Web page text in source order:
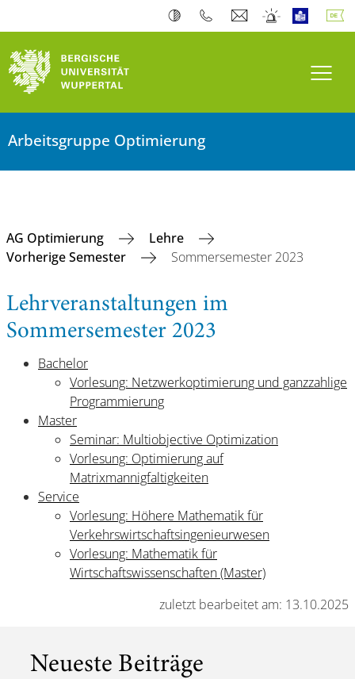
Arbeitsgruppe Optimierung
AG Optimierung
Lehre
Vorherige Semester
Sommersemester 2023
Lehrveranstaltungen im
Sommersemester 2023
Bachelor
Vorlesung: Netzwerkoptimierung und ganzzahlige
Programmierung
Master
Seminar: Multiobjective Optimization
Vorlesung: Optimierung auf
Matrixmannigfaltigkeiten
Service
Vorlesung: Höhere Mathematik für
Verkehrswirtschaftsingenieurwesen
Vorlesung: Mathematik für
Wirtschaftswissenschaften (Master)
zuletzt bearbeitet am: 13.10.2025
Neueste Beiträge